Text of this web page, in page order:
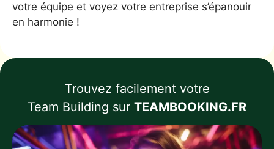
votre équipe et voyez votre entreprise s’épanouir
en harmonie !
Trouvez facilement votre
Team Building sur TEAMBOOKING.FR